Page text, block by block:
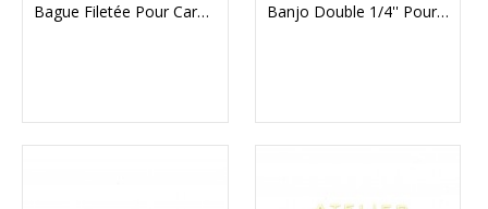
Bague Filetée Pour Carburateur Amal 376 Et 600 Banjo Double 1/4'' Pour Carburateur AMAL Concentric (90707)